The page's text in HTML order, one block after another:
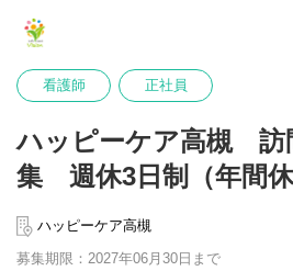
看護師 正社員
ハッピーケア高槻
集 週休3日制（年間休
ハッピーケア高槻
募集期限：2027年06月30日まで